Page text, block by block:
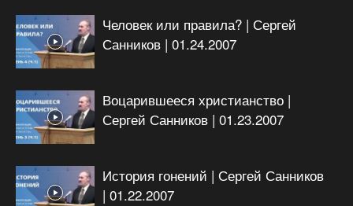
Человек или правила? | Сергей
Санников | 01.24.2007
Воцарившееся христианство |
Сергей Санников | 01.23.2007
История гонений | Сергей Санников
| 01.22.2007